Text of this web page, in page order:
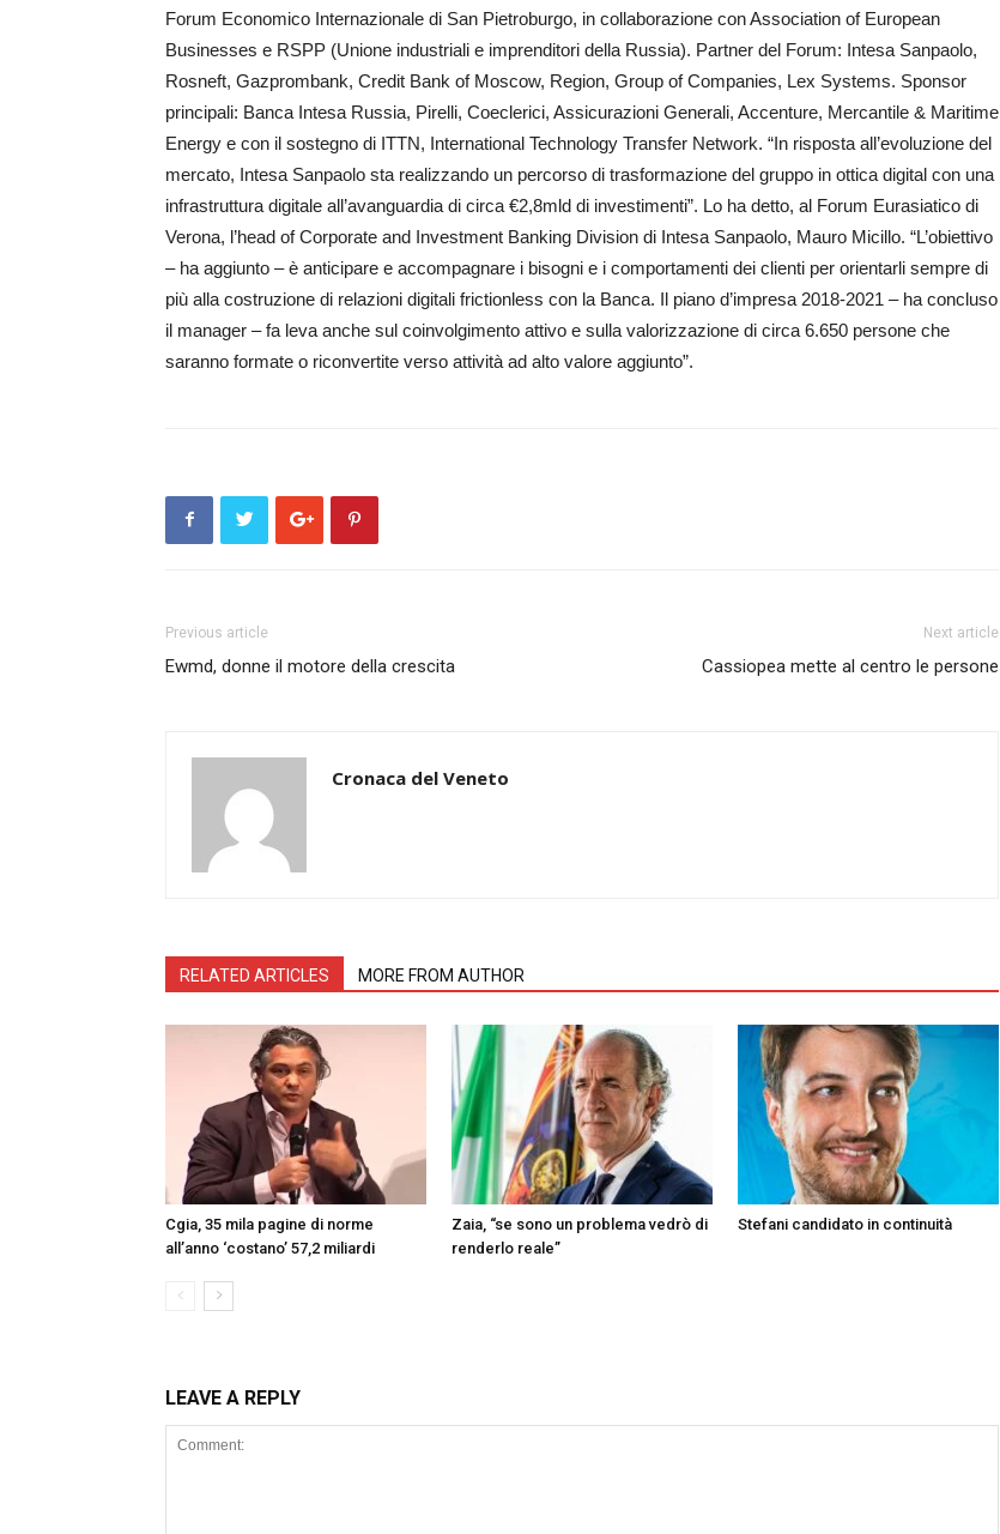
Forum Eco­nomico Internazionale di San Pietroburgo, in collaborazione con Association of European
Businesses e RSPP (Unione industriali e imprenditori della Russia). Partner del Forum: Intesa Sanpaolo,
Rosneft, Gazprombank, Credit Bank of Moscow, Region, Group of Companies, Lex Systems. Sponsor
principali: Banca Intesa Russia, Pirelli, Coe­clerici, Assicurazioni Generali, Accenture, Mercantile & M­a­ritime
Energy e con il sostegno di ITTN, International Technology Transfer Network. “In risposta all’evoluzione del
mercato, Intesa Sanpaolo sta realizzando un percorso di trasformazione del gruppo in ottica digital con una
infrastruttura digitale all’avanguardia di circa €2,8mld di investimenti”. Lo ha detto, al Forum Eurasiatico di
Verona, l’head of Corporate and Investment Banking Division di Intesa Sanpaolo, Mauro Micillo. “L’obiettivo
– ha aggiunto – è anticipare e accompagnare i bisogni e i comportamenti dei clienti per orientarli sempre di
più alla costruzione di relazioni digitali frictionless con la Banca. Il piano d’impresa 2018-2021 – ha concluso
il manager – fa leva anche sul coinvolgimento attivo e sulla valorizzazione di circa 6.650 persone che
saranno formate o riconvertite verso attività ad alto valore aggiunto”.
Previous article
Ewmd, donne il motore della crescita
Next article
Cassiopea mette al centro le persone
Cronaca del Veneto
RELATED ARTICLES MORE FROM AUTHOR
Cgia, 35 mila pagine di norme
all’anno ‘costano’ 57,2 miliardi
Zaia, “se sono un problema vedrò di
renderlo reale”
Stefani candidato in continuità
LEAVE A REPLY